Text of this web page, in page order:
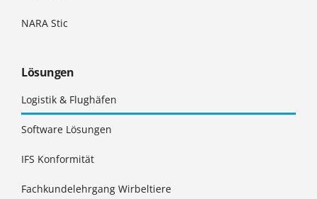
NARA Stic
Lösungen
Logistik & Flughäfen
Software Lösungen
IFS Konformität
Fachkundelehrgang Wirbeltiere